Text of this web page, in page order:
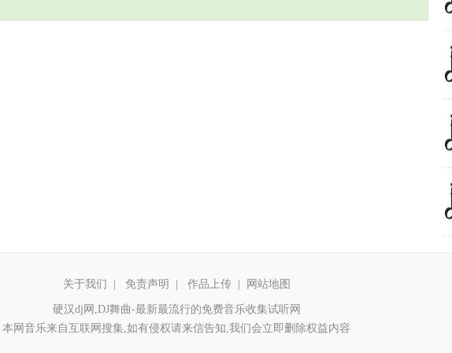
关于我们 免责声明 作品上传 网站地图
硬汉dj网,DJ舞曲-最新最流行的免费音乐收集试听网
本网音乐来自互联网搜集,如有侵权请来信告知,我们会立即删除权益内容